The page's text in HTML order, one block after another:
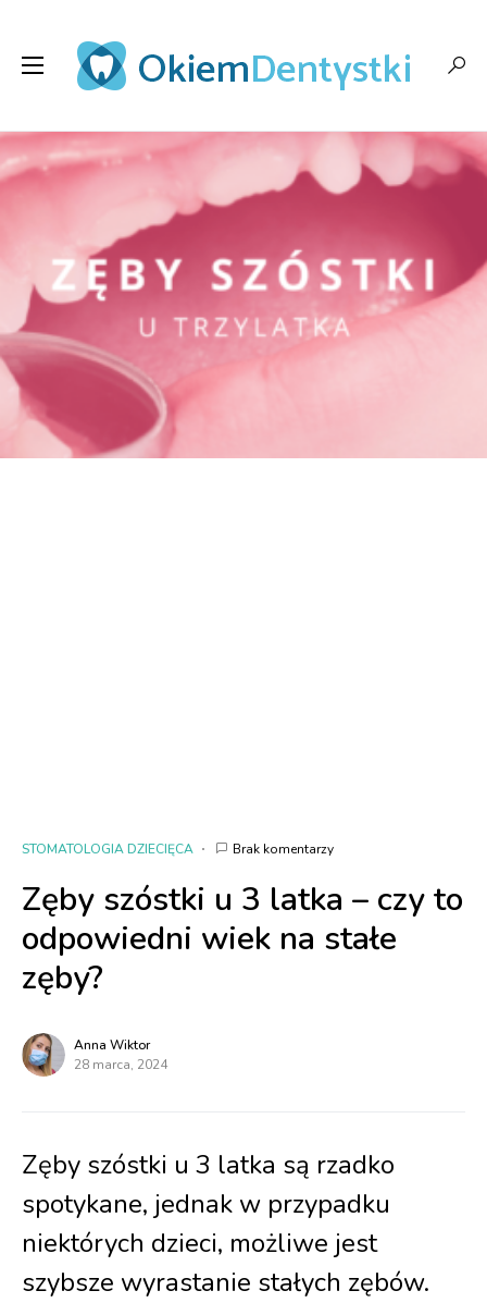
STOMATOLOGIA DZIECIĘCA Brak komentarzy
Zęby szóstki u 3 latka – czy to
odpowiedni wiek na stałe
zęby?
Anna Wiktor
28 marca, 2024
Zęby szóstki u 3 latka są rzadko
spotykane, jednak w przypadku
niektórych dzieci, możliwe jest
szybsze wyrastanie stałych zębów.